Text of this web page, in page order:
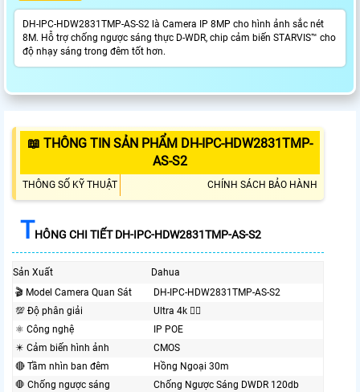
DH-IPC-HDW2831TMP-AS-S2 là Camera IP 8MP cho hình ảnh sắc nét
8M. Hỗ trợ chống ngược sáng thực D-WDR, chip cảm biến STARVIS™ cho
độ nhạy sáng trong đêm tốt hơn.
📖 THÔNG TIN SẢN PHẨM DH-IPC-HDW2831TMP-
AS-S2
THÔNG SỐ KỸ THUẬT CHÍNH SÁCH BẢO HÀNH
THÔNG CHI TIẾT DH-IPC-HDW2831TMP-AS-S2
Sản Xuất
Dahua
🎬 Model Camera Quan Sát
DH-IPC-HDW2831TMP-AS-S2
💯 Độ phân giải
Ultra 4k 👍🏾
⚛️ Công nghệ
IP POE
✴️ Cảm biến hình ảnh
CMOS
🔴 Tầm nhìn ban đêm
Hồng Ngoại 30m
🛑 Chống ngược sáng
Chống Ngược Sáng DWDR 120db